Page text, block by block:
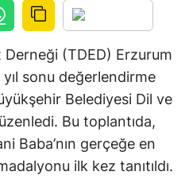
(TDED) Erzurum
sonu değerlendirme
Belediyesi Dil ve
Bu toplantıda,
Baba’nın gerçeğe en
ilk kez tanıtıldı.